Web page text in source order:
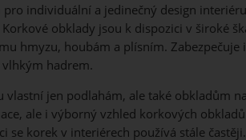
individuální a jedinečný design
obklady jsou k dispozici v široké
hmyzu, houbám a plísním.
hadrem.
jen podlahám, ale také obkladům
ale i výborný vzhled korkových
korek v interiérech používá stále